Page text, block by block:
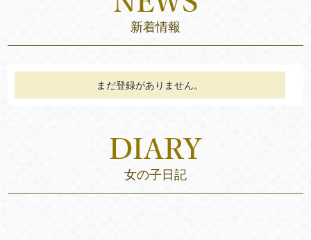
新着情報
まだ登録がありません。
女の子日記